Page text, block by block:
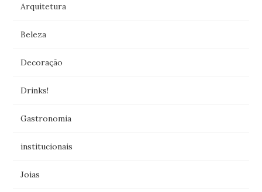
Arquitetura
Beleza
Decoração
Drinks!
Gastronomia
institucionais
Joias